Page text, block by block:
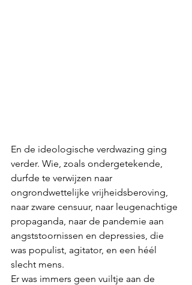
En de ideologische verdwazing ging
verder. Wie, zoals ondergetekende,
durfde te verwijzen naar
ongrondwettelijke vrijheidsberoving,
naar zware censuur, naar leugenachtige
propaganda, naar de pandemie aan
angststoornissen en depressies, die
was populist, agitator, en een héél
slecht mens.
Er was immers geen vuiltje aan de